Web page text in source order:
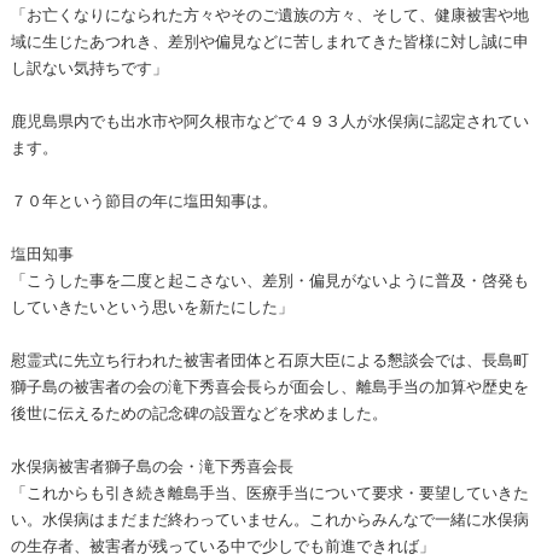
「お亡くなりになられた方々やそのご遺族の方々、そして、健康被害や地
域に生じたあつれき、差別や偏見などに苦しまれてきた皆様に対し誠に申
し訳ない気持ちです」
鹿児島県内でも出水市や阿久根市などで４９３人が水俣病に認定されてい
ます。
７０年という節目の年に塩田知事は。
塩田知事
「こうした事を二度と起こさない、差別・偏見がないように普及・啓発も
していきたいという思いを新たにした」
慰霊式に先立ち行われた被害者団体と石原大臣による懇談会では、長島町
獅子島の被害者の会の滝下秀喜会長らが面会し、離島手当の加算や歴史を
後世に伝えるための記念碑の設置などを求めました。
水俣病被害者獅子島の会・滝下秀喜会長
「これからも引き続き離島手当、医療手当について要求・要望していきた
い。水俣病はまだまだ終わっていません。これからみんなで一緒に水俣病
の生存者、被害者が残っている中で少しでも前進できれば」